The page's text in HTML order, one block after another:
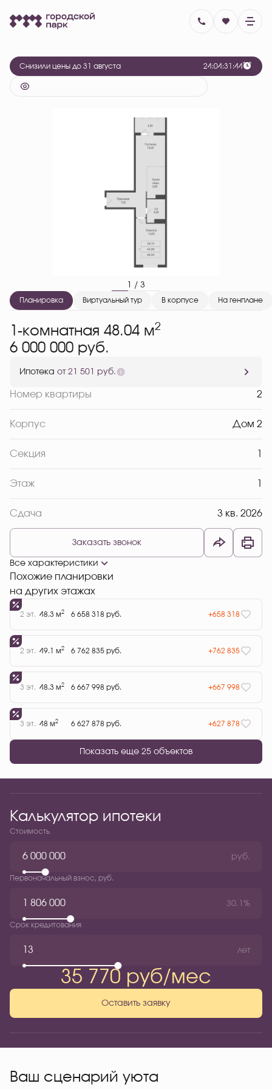
1-комнатная48.04 м
6 000 000 руб.
Ипотека от 21 501 руб.
Снизили цены до 31 августа 24:04:31 :44
1 / 3
Планировка Виртуальный тур В корпусе На генплане
1-комнатная 48.04 м2
6 000 000 руб.
Ипотека от 21 501 руб.
Номер квартиры 2
Корпус Дом 2
Секция
Этаж
Сдача 3 кв. 2026
Заказать звонок
Все характеристики
Похожие планировки
на других этажах
2 эт. 48.3 м2 6 658 318 руб. +658 318
2 эт. 49.1 м2 6 762 835 руб. +762 835
3 эт. 48.3 м2 6 667 998 руб. +667 998
3 эт. 48 м2 6 627 878 руб. +627 878
Показать еще 25 объектов
Калькулятор ипотеки
Стоимость
руб.
Первоначальный взнос, руб.
30.1%
Срок кредитования
лет
35 770 руб/мес
Оставить заявку
Ваш сценарий уюта